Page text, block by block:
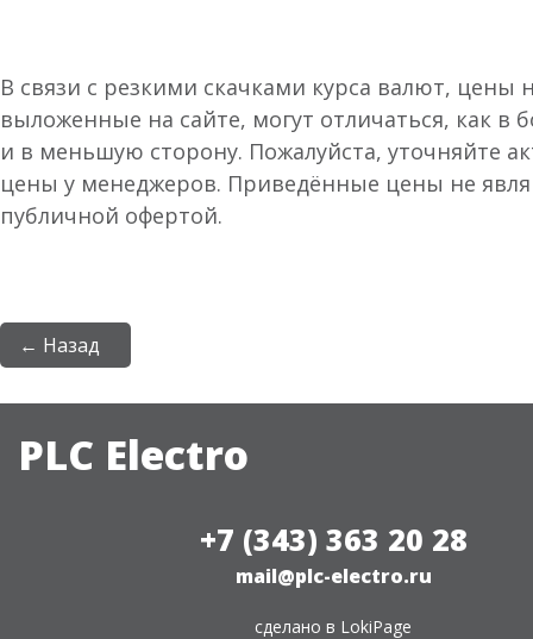
В связи с резкими скачками курса валют, цены
выложенные на сайте, могут отличаться, как в
и в меньшую сторону. Пожалуйста, уточняйте
цены у менеджеров. Приведённые цены не
публичной офертой.
← Назад
PLC Electro
+7 (343) 363 20 28
mail@plc-electro.ru
сделано в LokiPage